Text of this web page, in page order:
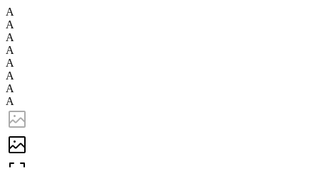
А
А
А
А
А
А
А
А